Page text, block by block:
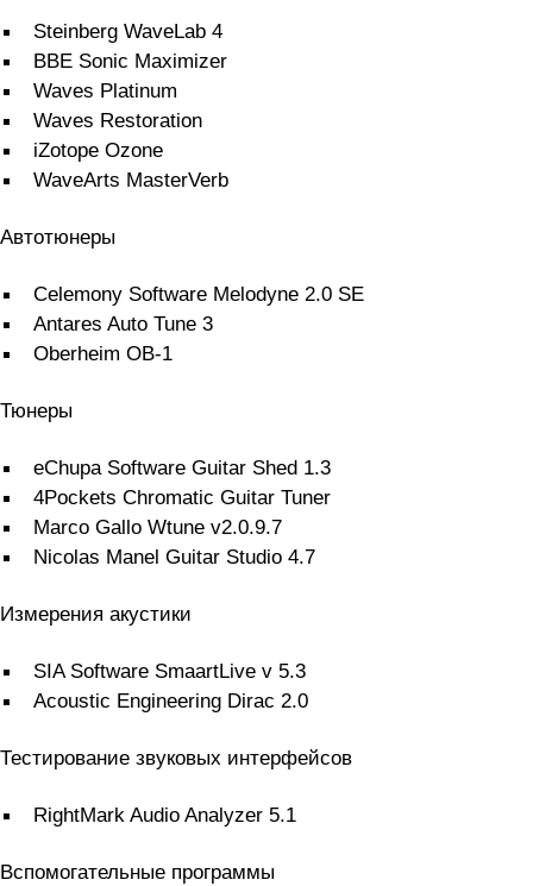
Steinberg WaveLab 4
BBE Sonic Maximizer
Waves Platinum
Waves Restoration
iZotope Ozone
WaveArts MasterVerb
Автотюнеры
Celemony Software Melodyne 2.0 SE
Antares Auto Tune 3
Oberheim OB-1
Тюнеры
eChupa Software Guitar Shed 1.3
4Pockets Chromatic Guitar Tuner
Marco Gallo Wtune v2.0.9.7
Nicolas Manel Guitar Studio 4.7
Измерения акустики
SIA Software SmaartLive v 5.3
Acoustic Engineering Dirac 2.0
Тестирование звуковых интерфейсов
RightMark Audio Analyzer 5.1
Вспомогательные программы